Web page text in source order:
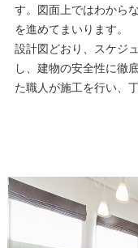
す。図面上ではわから
を進めてまいります。
設計図どおり、スケジ
し、建物の安全性に徹
た職人が施工を行い、